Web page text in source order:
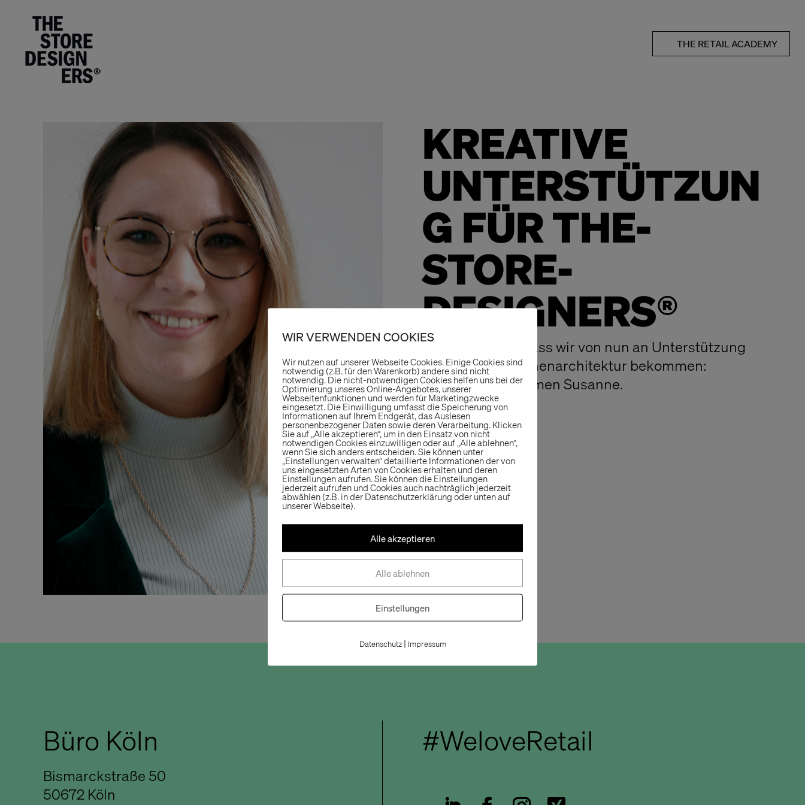
THE RETAIL ACADEMY
KREATIVE
UNTERSTÜTZUN
G FÜR THE-
STORE-
DESIGNERS®
Wir freuen uns, dass wir von nun an Unterstützung
im Bereich der Innenarchitektur bekommen:
Herzlich Willkommen Susanne.
Büro Köln
Bismarckstraße 50
50672 Köln
#WeloveRetail
WIR VERWENDEN COOKIES
Wir nutzen auf unserer Webseite Cookies. Einige Cookies sind
notwendig (z.B. für den Warenkorb) andere sind nicht
notwendig. Die nicht-notwendigen Cookies helfen uns bei der
Optimierung unseres Online-Angebotes, unserer
Webseitenfunktionen und werden für Marketingzwecke
eingesetzt. Die Einwilligung umfasst die Speicherung von
Informationen auf Ihrem Endgerät, das Auslesen
personenbezogener Daten sowie deren Verarbeitung. Klicken
Sie auf „Alle akzeptieren“, um in den Einsatz von nicht
notwendigen Cookies einzuwilligen oder auf „Alle ablehnen“,
wenn Sie sich anders entscheiden. Sie können unter
„Einstellungen verwalten“ detaillierte Informationen der von
uns eingesetzten Arten von Cookies erhalten und deren
Einstellungen aufrufen. Sie können die Einstellungen
jederzeit aufrufen und Cookies auch nachträglich jederzeit
abwählen (z.B. in der Datenschutzerklärung oder unten auf
unserer Webseite).
Alle akzeptieren
Alle ablehnen
Einstellungen
Datenschutz| Impressum